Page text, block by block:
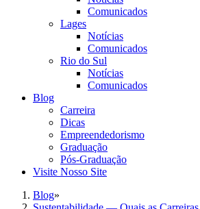
Comunicados
Lages
Notícias
Comunicados
Rio do Sul
Notícias
Comunicados
Blog
Carreira
Dicas
Empreendedorismo
Graduação
Pós-Graduação
Visite Nosso Site
Blog»